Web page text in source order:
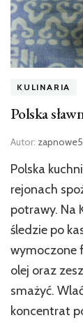
KULINARIA
Polska
Autor:
Polska
rejonach
potrawy. Na
śledzie po
wymoczone
olej oraz
smażyć.
koncentrat